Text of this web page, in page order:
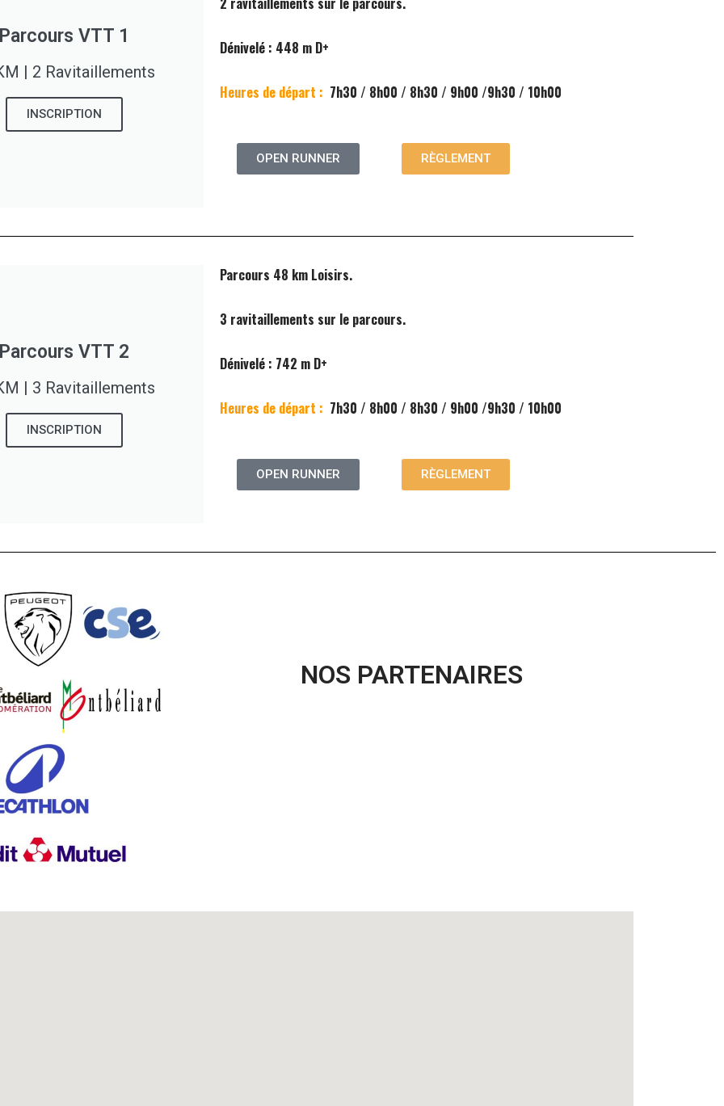
VTT 1
| 2 Ravitaillements
INSCRIPTION
Dénivelé : 448 m D+
Heures de départ : 7h30 / 8h00 / 8h30 / 9h00 /9h30 / 10h00
OPEN RUNNER RÈGLEMENT
VTT 2
| 3 Ravitaillements
INSCRIPTION
Parcours 48 km Loisirs.
3 ravitaillements sur le parcours.
Dénivelé : 742 m D+
Heures de départ : 7h30 / 8h00 / 8h30 / 9h00 /9h30 / 10h00
OPEN RUNNER RÈGLEMENT
NOS PARTENAIRES